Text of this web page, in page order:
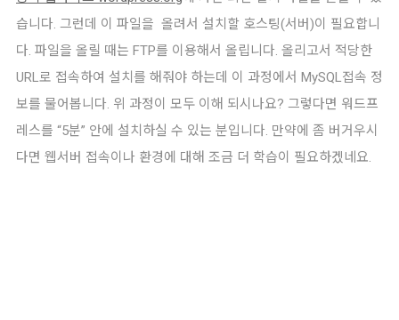
습니다. 그런데 이 파일을 올려서 설치할 호스팅(서버)이 필요합니
다. 파일을 올릴 때는 FTP를 이용해서 올립니다. 올리고서 적당한
URL로 접속하여 설치를 해줘야 하는데 이 과정에서 MySQL접속 정
보를 물어봅니다. 위 과정이 모두 이해 되시나요? 그렇다면 워드프
레스를 “5분” 안에 설치하실 수 있는 분입니다. 만약에 좀 버거우시
다면 웹서버 접속이나 환경에 대해 조금 더 학습이 필요하겠네요.